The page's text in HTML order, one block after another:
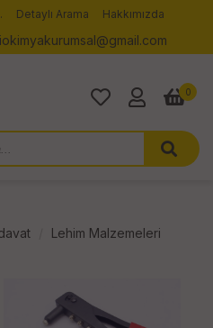
Detaylı Arama Hakkımızda
0
Lehim Malzemeleri